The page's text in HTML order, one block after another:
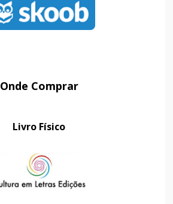
Onde Comprar
Livro Físico